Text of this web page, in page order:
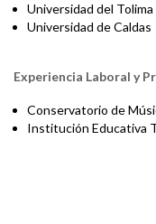
Universidad del Tolima
Universidad de Caldas
Experiencia Laboral y
Conservatorio de
Institución Educativa